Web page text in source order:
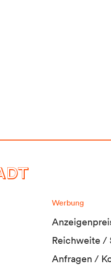
Werbung
Reichweite /
Anfragen /